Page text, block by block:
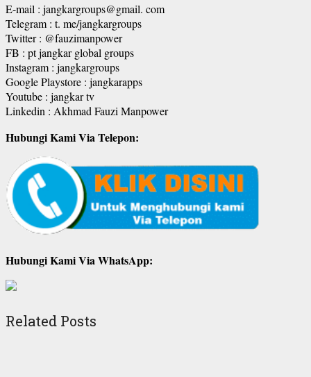
E-mail : jangkargroups@gmail. com
Telegram : t. me/jangkargroups
Twitter : @fauzimanpower
FB : pt jangkar global groups
Instagram : jangkargroups
Google Playstore : jangkarapps
Youtube : jangkar tv
Linkedin : Akhmad Fauzi Manpower
Hubungi Kami Via Telepon:
Hubungi Kami Via WhatsApp:
Related Posts